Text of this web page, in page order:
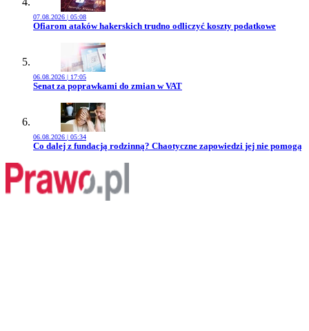
07.08.2026 | 05:08
Przejdź do artykułu:
Ofiarom ataków hakerskich trudno odliczyć koszty podatkowe
06.08.2026 | 17:05
Przejdź do artykułu:
Senat za poprawkami do zmian w VAT
06.08.2026 | 05:34
Przejdź do artykułu:
Co dalej z fundacją rodzinną? Chaotyczne zapowiedzi jej nie pomogą